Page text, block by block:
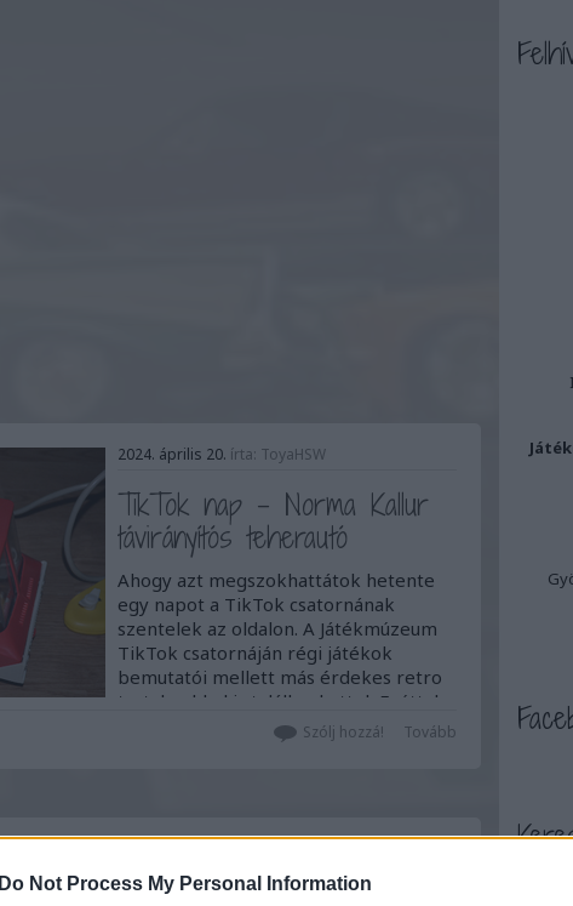
Do Not Process My Personal Information
2024. április 20. írta: ToyaHSW
TikTok nap - Norma Kallur
távirányítós teherautó
Ahogy azt megszokhattátok hetente
egy napot a TikTok csatornának
szentelek az oldalon. A Játékmúzeum
TikTok csatornáján régi játékok
bemutatói mellett más érdekes retro
tartalmakkal is találkozhattok.Ezúttal a
Norma Kallurt ismerhetitek meg egy
Tovább
Szólj hozzá!